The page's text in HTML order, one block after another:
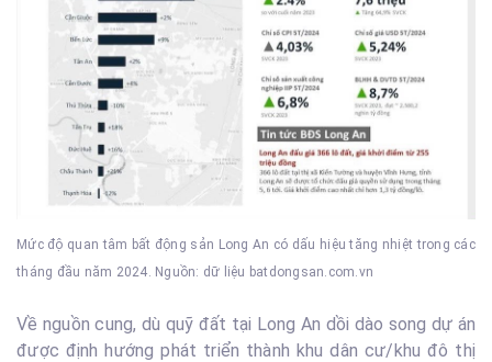
Mức độ quan tâm bất động sản Long An có dấu hiệu tăng nhiệt trong các
tháng đầu năm 2024. Nguồn: dữ liệu batdongsan.com.vn
Về nguồn cung, dù quỹ đất tại Long An dồi dào song dự án
được định hướng phát triển thành khu dân cư/khu đô thị